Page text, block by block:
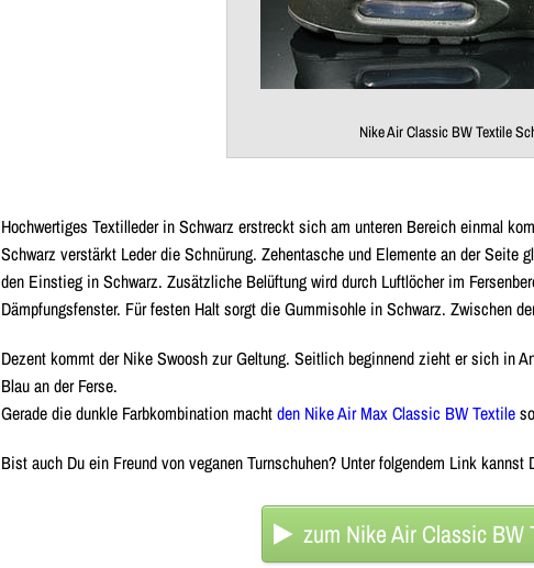
Nike Air Classic BW Textile
Hochwertiges Textillederin Schwarz erstreckt sich am unteren Bereicheinmal
Schwarz verstärkt LederdieSchnürung. Zehentasche und Elemente an der Seite
den Einstieg in Schwarz. Zusätzliche Belüftung wird durch Luftlöcher im
Dämpfungsfenster. Fürfesten Haltsorgt dieGummisohle in Schwarz. Zwischen
Dezent kommt derNike Swooshzur Geltung. Seitlich beginnend zieht er sich in
Blau an derFerse.
Gerade diedunkle Farbkombination machtden Nike Air Max Classic BW Textile
Bist auch Du ein Freund von veganen Turnschuhen? Unter folgendem Link kannst
zum Nike Air Classic BW